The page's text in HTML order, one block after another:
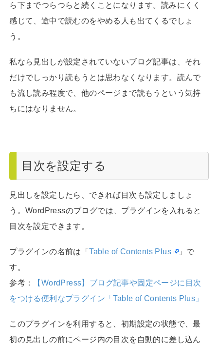
ら下までつらつらと続くことになります。読みにくく
感じて、途中で読むのをやめる人も出てくるでしょ
う。
私なら見出しが設定されていないブログ記事は、それ
だけでしっかり読もうとは思わなくなります。読んで
も流し読み程度で、他のページまで読もうという気持
ちにはなりません。
目次を設定する
見出しを設定したら、できれば目次も設定しましょ
う。WordPressのブログでは、プラグインを入れると
目次を設定できます。
プラグインの名前は「Table of Contents Plus
」で
す。
参考：
【WordPress】ブログ記事や固定ページに目次
をつける便利なプラグイン「Table of Contents Plus」
このプラグインを利用すると、初期設定の状態で、最
初の見出しの前にページ内の目次を自動的に差し込ん